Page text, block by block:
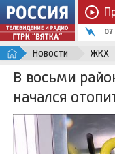
07
Новости ЖКХ
В восьми
начался